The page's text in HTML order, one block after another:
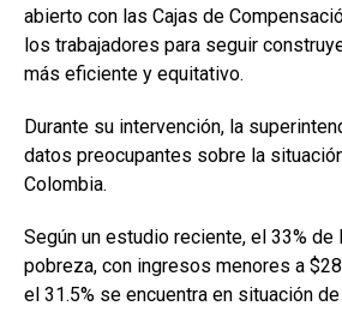
abierto con las Cajas de
los trabajadores para seguir
más eficiente y equitativo.
Durante su intervención, la
datos preocupantes sobre la
Colombia.
Según un estudio reciente, el 33%
pobreza, con ingresos menores a
el 31.5% se encuentra en situación